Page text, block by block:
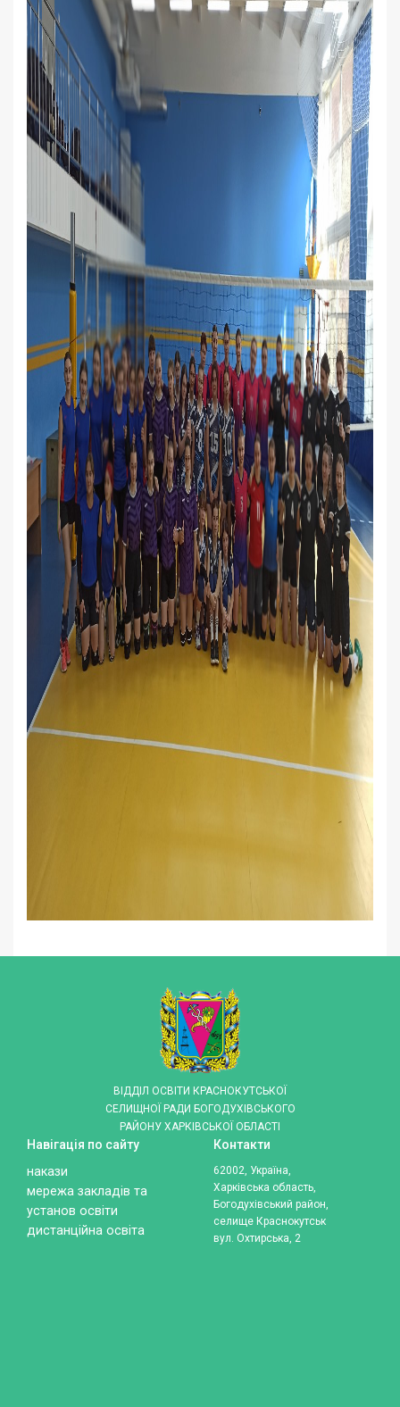
ВІДДІЛ ОСВІТИ КРАСНОКУТСЬКОЇ
СЕЛИЩНОЇ РАДИ БОГОДУХІВСЬКОГО
РАЙОНУ ХАРКІВСЬКОЇ ОБЛАСТІ
Навігація по сайту
накази
мережа закладів та
установ освіти
дистанційна освіта
Контакти
62002, Україна,
Харківська область,
Богодухівський район,
селище Краснокутськ
вул. Охтирська, 2